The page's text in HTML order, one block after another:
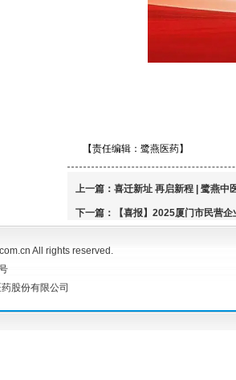
【责任编辑：鹭燕医药】
上一篇： 喜迁新址 再启新程 | 鹭燕中
下一篇： 【喜报】2025厦门市民营
All rights reserved.
股份有限公司